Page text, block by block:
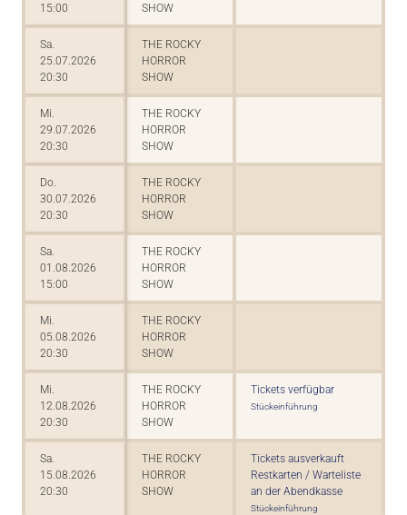
15:00
SHOW
Sa.
25.07.2026
20:30
THE ROCKY
HORROR
SHOW
Mi.
29.07.2026
20:30
THE ROCKY
HORROR
SHOW
Do.
30.07.2026
20:30
THE ROCKY
HORROR
SHOW
Sa.
01.08.2026
15:00
THE ROCKY
HORROR
SHOW
Mi.
05.08.2026
20:30
THE ROCKY
HORROR
SHOW
Mi.
12.08.2026
20:30
THE ROCKY
HORROR
SHOW
Tickets verfügbar
Stückeinführung
Sa.
15.08.2026
20:30
THE ROCKY
HORROR
SHOW
Tickets ausverkauft
Restkarten / Warteliste
an der Abendkasse
Stückeinführung